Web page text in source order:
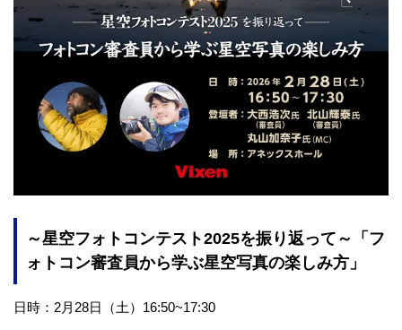
～星空フォトコンテスト2025を振り返って～「フ
ォトコン審査員から学ぶ星空写真の楽しみ方」
日時：2月28日（土）16:50~17:30